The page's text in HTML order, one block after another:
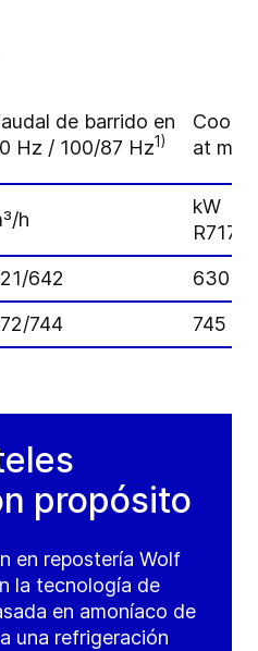
de barrido en
Hz / 100/87 Hz1)
at
h
kW
R717,
642
630
744 745
propósito
en repostería Wolf
la tecnología de
en amoníaco de
una refrigeración